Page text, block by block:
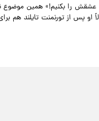
عشقش را بکنیم!» همین
او پس از تورنمنت تایلند هم